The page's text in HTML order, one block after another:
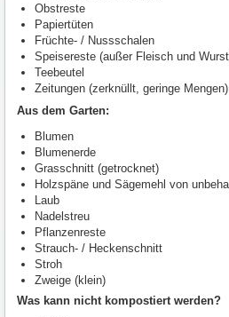
Obstreste
Papiertüten
Früchte- / Nussschalen
Speisereste (außer Fleisch und
Teebeutel
Zeitungen (zerknüllt, geringe Mengen)
Aus dem Garten:
Blumen
Blumenerde
Grasschnitt (getrocknet)
Holzspäne und Sägemehl von
Laub
Nadelstreu
Pflanzenreste
Strauch- / Heckenschnitt
Stroh
Zweige (klein)
Was kann nicht kompostiert werden?